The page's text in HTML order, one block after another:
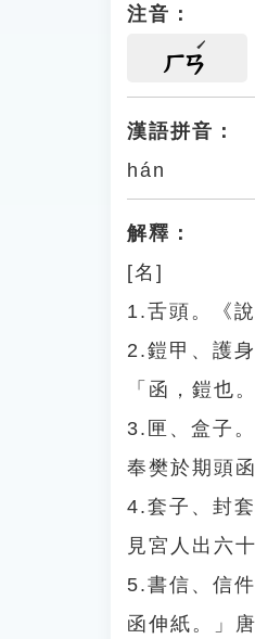
注音：
ㄏㄢ
漢語拼音：
hán
解釋：
[名]
1.舌頭。《
2.鎧甲、護
「函，鎧也。
3.匣、盒子
奉樊於期頭
4.套子、封
見宮人出六
5.書信、信
函伸紙。」